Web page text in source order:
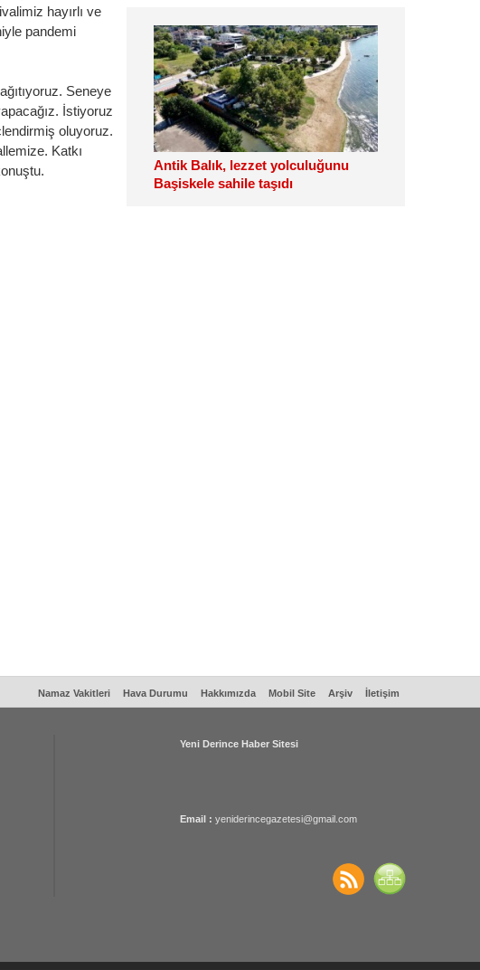
Antik Balık, lezzet yolculuğunu
Başiskele sahile taşıdı
hayırlı ve
pandemi
Seneye
İstiyoruz
oluyoruz.
Katkı
İletişim
Arşiv
Mobil Site
Hakkımızda
Hava Durumu
Namaz Vakitleri
Yeni Derince Haber Sitesi
Email : yeniderincegazetesi@gmail.com